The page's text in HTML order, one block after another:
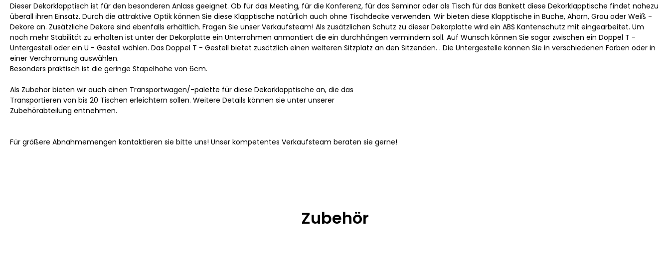
Dieser Dekorklapptisch ist für den besonderen Anlass geeignet. Ob für das Meeting, für die Konferenz, für das Seminar oder als Tisch für das Bankett diese Dekorklapptische findet nahezu
überall ihren Einsatz. Durch die attraktive Optik können Sie diese Klapptische natürlich auch ohne Tischdecke verwenden. Wir bieten diese Klapptische in Buche, Ahorn, Grau oder Weiß -
Dekore an. Zusätzliche Dekore sind ebenfalls erhältlich. Fragen Sie unser Verkaufsteam! Als zusätzlichen Schutz zu dieser Dekorplatte wird ein ABS Kantenschutz mit eingearbeitet. Um
noch mehr Stabilität zu erhalten ist unter der Dekorplatte ein Unterrahmen anmontiert die ein durchhängen vermindern soll. Auf Wunsch können Sie sogar zwischen ein Doppel T -
Untergestell oder ein U - Gestell wählen. Das Doppel T - Gestell bietet zusätzlich einen weiteren Sitzplatz an den Sitzenden. . Die Untergestelle können Sie in verschiedenen Farben oder in
einer Verchromung auswählen.
Besonders praktisch ist die geringe Stapelhöhe von 6cm.
Als Zubehör bieten wir auch einen Transportwagen/-palette für diese Dekorklapptische an, die das
Transportieren von bis 20 Tischen erleichtern sollen. Weitere Details können sie unter unserer
Zubehörabteilung entnehmen.
Für größere Abnahmemengen kontaktieren sie bitte uns! Unser kompetentes Verkaufsteam beraten sie gerne!
Zubehör